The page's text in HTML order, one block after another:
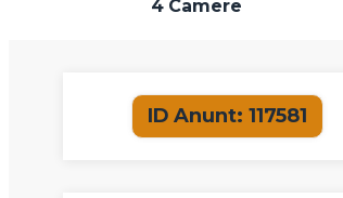
4 Camere
ID Anunt: 117581